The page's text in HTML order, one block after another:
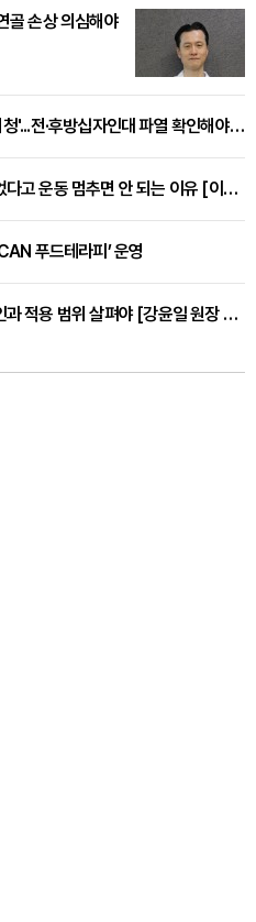
골 손상 의심해야
무릎 통증 가라앉았는데 자꾸 '휘청'...전·후방십자인대 파열 확인해야 [곽우경 원장 칼럼]
팔 들기 어려운 오십견, 통증 줄었다고 운동 멈추면 안 되는 이유 [이병욱 원장 칼럼]
푸드테라피’ 운영
손발 다한증 보톡스, 시술 전 원인과 적용 범위 살펴야 [강윤일 원장 칼럼]